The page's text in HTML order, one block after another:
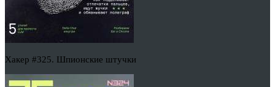
Хакер #325. Шпионские штучки